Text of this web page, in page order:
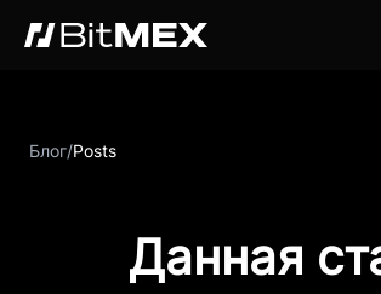
Блог/Posts
Данная